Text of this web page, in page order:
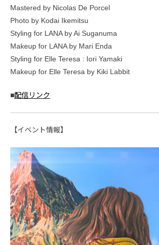
Mastered by Nicolas De Porcel
Photo by Kodai Ikemitsu
Styling for LANA by Ai Suganuma
Makeup for LANA by Mari Enda
Styling for Elle Teresa : Iori Yamaki
Makeup for Elle Teresa by Kiki Labbit
■配信リンク
【イベント情報】